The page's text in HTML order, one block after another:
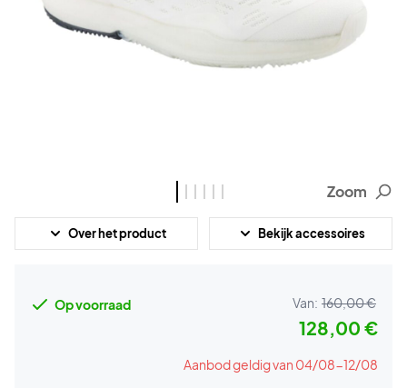
Zoom
Over het product Bekijk accessoires
Op voorraad Van: 160,00 €
128,00 €
Aanbod geldig van 04/08-12/08